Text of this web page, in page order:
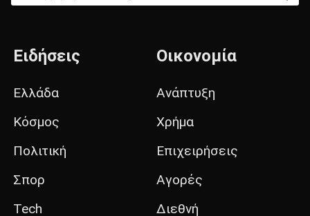
Ειδήσεις
Ελλάδα
Κόσμος
Πολιτική
Σπορ
Tech
Οικονομία
Ανάπτυξη
Χρήμα
Επιχειρήσεις
Αγορές
Διεθνή